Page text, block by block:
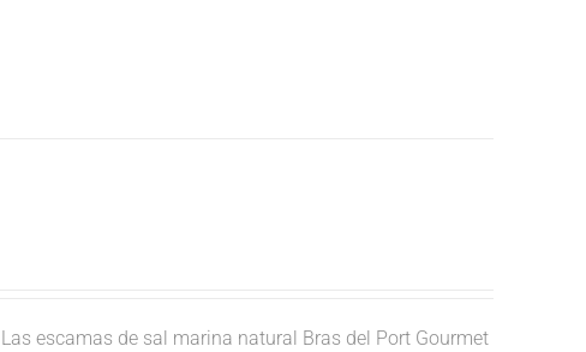
Las escamas de sal marina natural Bras del Port Gourmet